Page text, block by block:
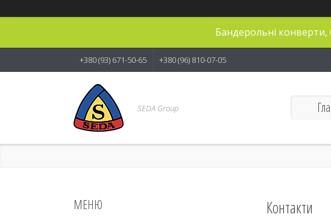
Бандерольні
+380 (93) 671-50-65 +380 (96) 810-07-05
SEDA Group
Контакти